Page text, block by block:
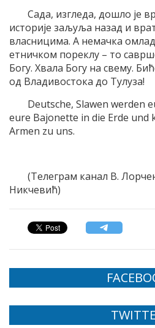
Сада, изгледа, дошло је
историје заљуља назад и
власницима. А немачка
етничком пореклу – то
Богу. Хвала Богу на свему.
од Владивостока до Тулуза!
Deutsche, Slawen werden
eure Bajonette in die Erde und
Armen zu uns.
(Телеграм канал В.
Никчевић)